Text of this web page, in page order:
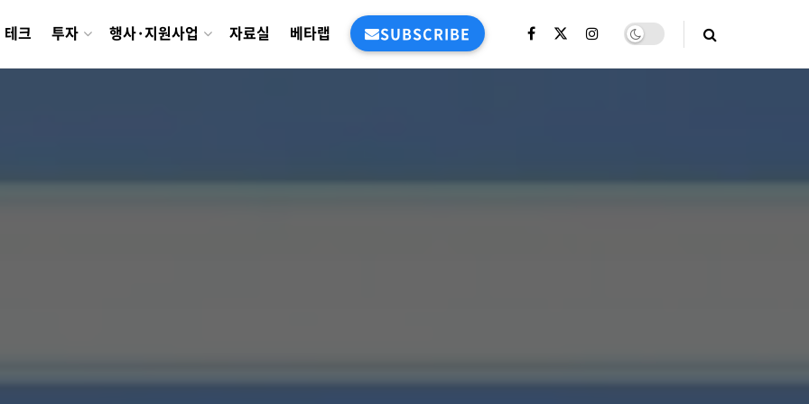
테크 투자 행사·지원사업 자료실 베타랩 SUBSCRIBE